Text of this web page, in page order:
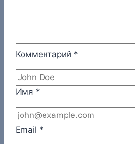
Комментарий *
Имя *
Email *